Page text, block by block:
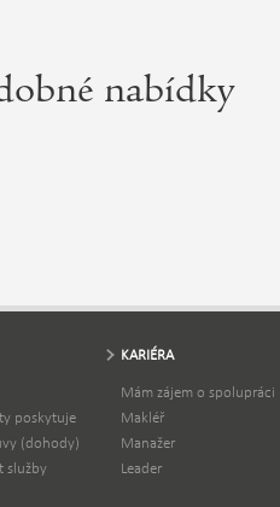
nabídky
poskytuje
(dohody)
služby
KARIÉRA
Mám zájem o spolupráci
Makléř
Manažer
Leader